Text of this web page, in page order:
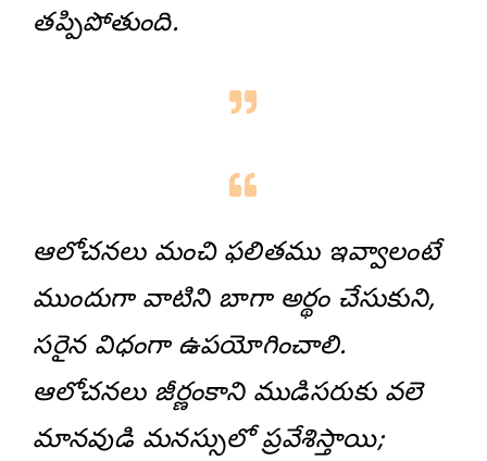
తప్పిపోతుంది.
ఆలోచనలు మంచి ఫలితము ఇవ్వాలంటే
ముందుగా వాటిని బాగా అర్థం చేసుకుని,
సరైన విధంగా ఉపయోగించాలి.
ఆలోచనలు జీర్ణంకాని ముడిసరుకు వలె
మానవుడి మనస్సులో ప్రవేశిస్తాయి;